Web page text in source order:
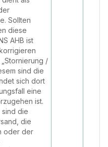
Sollten
diese
AHB ist
/
sind die
sich dort
eine
ist.
die
die
oder der